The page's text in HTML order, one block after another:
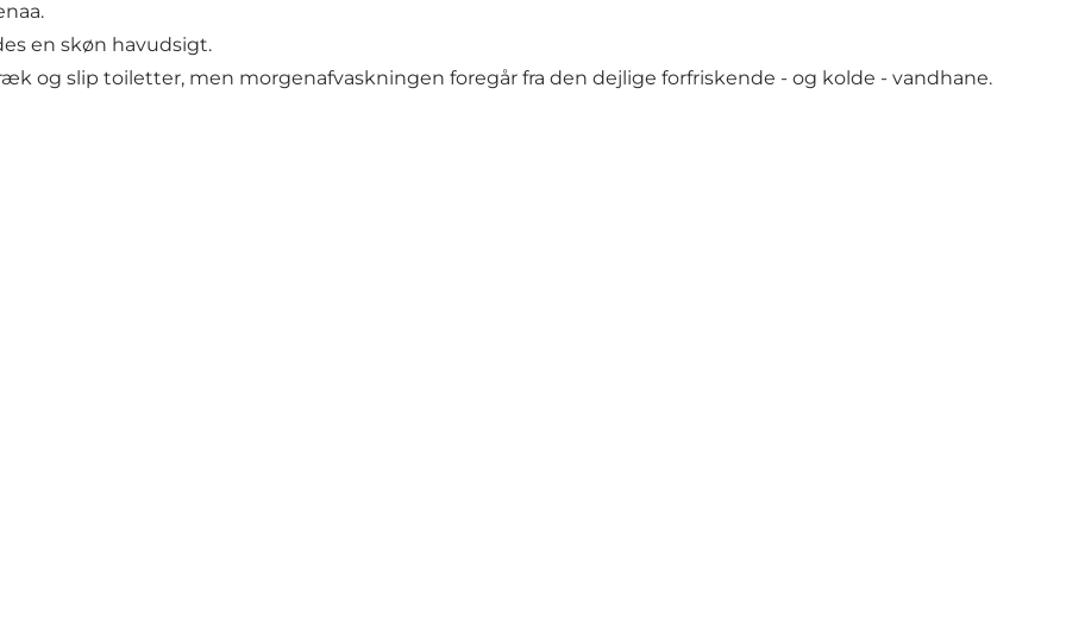
en skøn havudsigt.
og slip toiletter, men morgenafvaskningen foregår fra den dejlige forfriskende - og kolde - vandhane.